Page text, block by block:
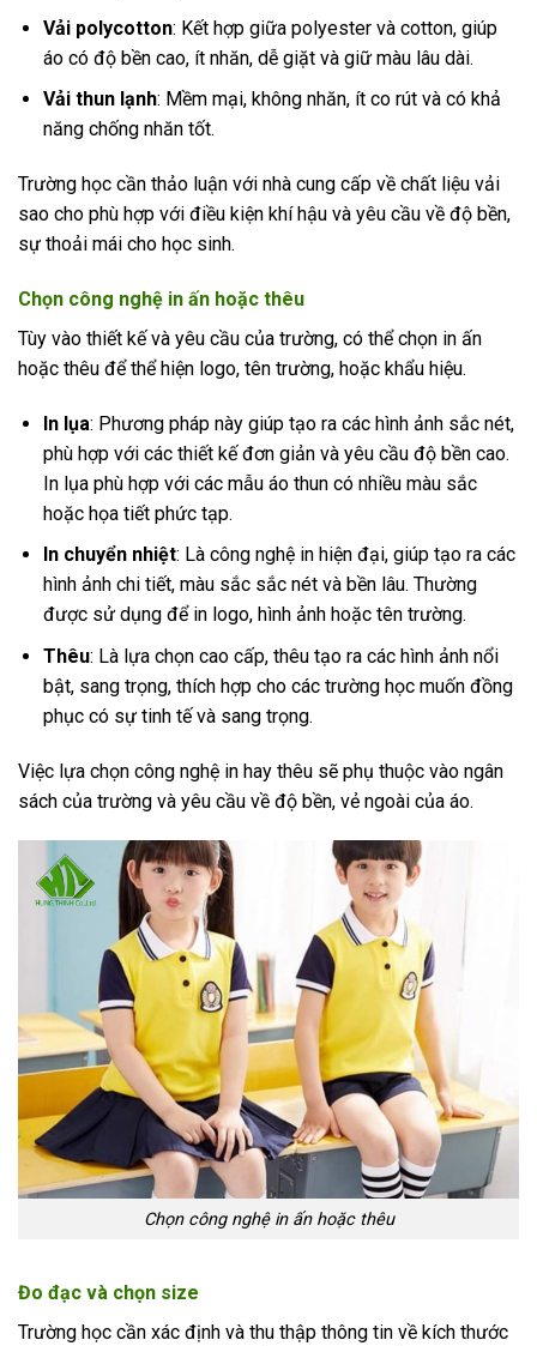
Vải polycotton: Kết hợp giữa polyester và cotton, giúp
áo có độ bền cao, ít nhăn, dễ giặt và giữ màu lâu dài.
Vải thun lạnh: Mềm mại, không nhăn, ít co rút và có khả
năng chống nhăn tốt.
Trường học cần thảo luận với nhà cung cấp về chất liệu vải
sao cho phù hợp với điều kiện khí hậu và yêu cầu về độ bền,
sự thoải mái cho học sinh.
Chọn công nghệ in ấn hoặc thêu
Tùy vào thiết kế và yêu cầu của trường, có thể chọn in ấn
hoặc thêu để thể hiện logo, tên trường, hoặc khẩu hiệu.
In lụa: Phương pháp này giúp tạo ra các hình ảnh sắc nét,
phù hợp với các thiết kế đơn giản và yêu cầu độ bền cao.
In lụa phù hợp với các mẫu áo thun có nhiều màu sắc
hoặc họa tiết phức tạp.
In chuyển nhiệt: Là công nghệ in hiện đại, giúp tạo ra các
hình ảnh chi tiết, màu sắc sắc nét và bền lâu. Thường
được sử dụng để in logo, hình ảnh hoặc tên trường.
Thêu: Là lựa chọn cao cấp, thêu tạo ra các hình ảnh nổi
bật, sang trọng, thích hợp cho các trường học muốn đồng
phục có sự tinh tế và sang trọng.
Việc lựa chọn công nghệ in hay thêu sẽ phụ thuộc vào ngân
sách của trường và yêu cầu về độ bền, vẻ ngoài của áo.
Chọn công nghệ in ấn hoặc thêu
Đo đạc và chọn size
Trường học cần xác định và thu thập thông tin về kích thước